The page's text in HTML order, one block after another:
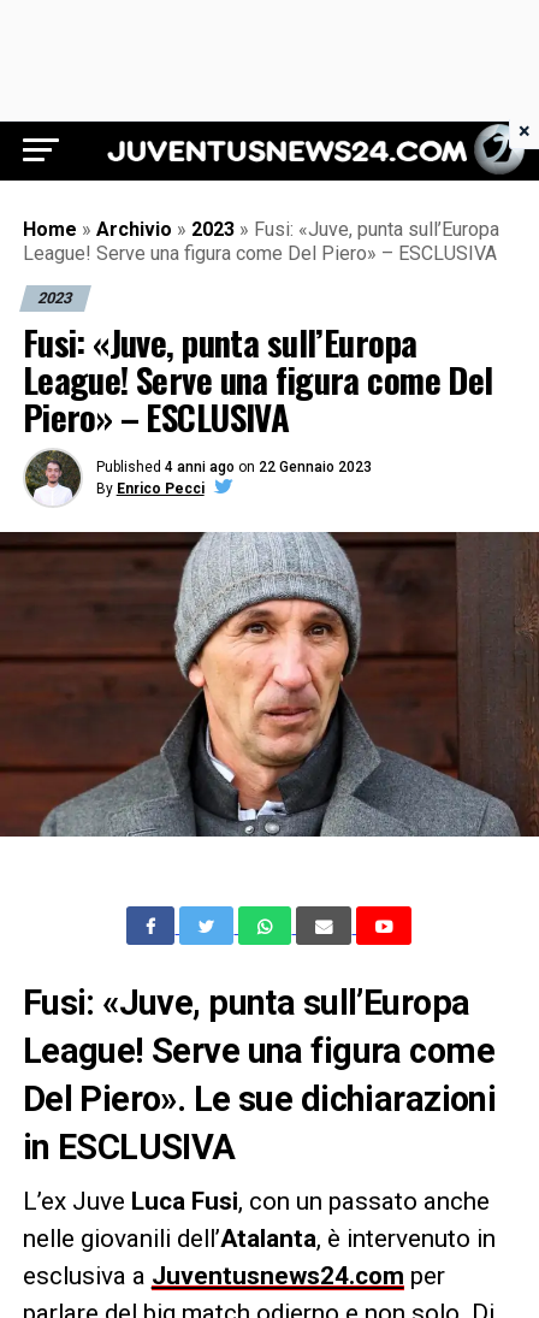
Juventus News 24
Home » Archivio » 2023 » Fusi: «Juve, punta sull’Europa
League! Serve una figura come Del Piero» – ESCLUSIVA
2023
Fusi: «Juve, punta sull’Europa
League! Serve una figura come Del
Piero» – ESCLUSIVA
Published 4 anni ago on 22 Gennaio 2023
By Enrico Pecci
Fusi: «Juve, punta sull’Europa
League! Serve una figura come
Del Piero». Le sue dichiarazioni
in ESCLUSIVA
L’ex Juve Luca Fusi, con un passato anche
nelle giovanili dell’Atalanta, è intervenuto in
esclusiva a Juventusnews24.com per
×